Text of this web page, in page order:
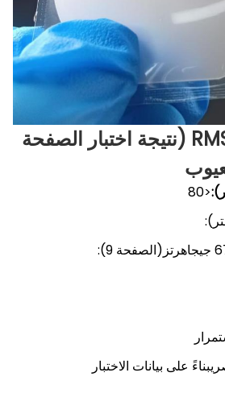
: ~0.19 نانومتر RMS (نتيجة اختبار الصفحة
<80
(الصفحة 9):
على بيانات الاختبار